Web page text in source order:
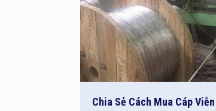
Chia Sẻ Cách Mua Cáp